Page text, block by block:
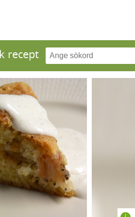
recept